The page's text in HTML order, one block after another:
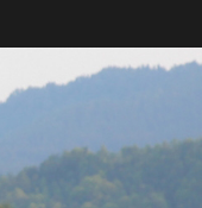
行善的導航系統